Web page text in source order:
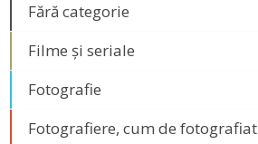
Fără categorie
Filme și seriale
Fotografie
Fotografiere, cum de fotografiat